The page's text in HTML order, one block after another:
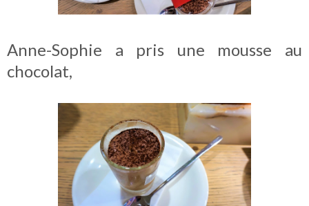
Anne-Sophie a pris une mousse au
chocolat,